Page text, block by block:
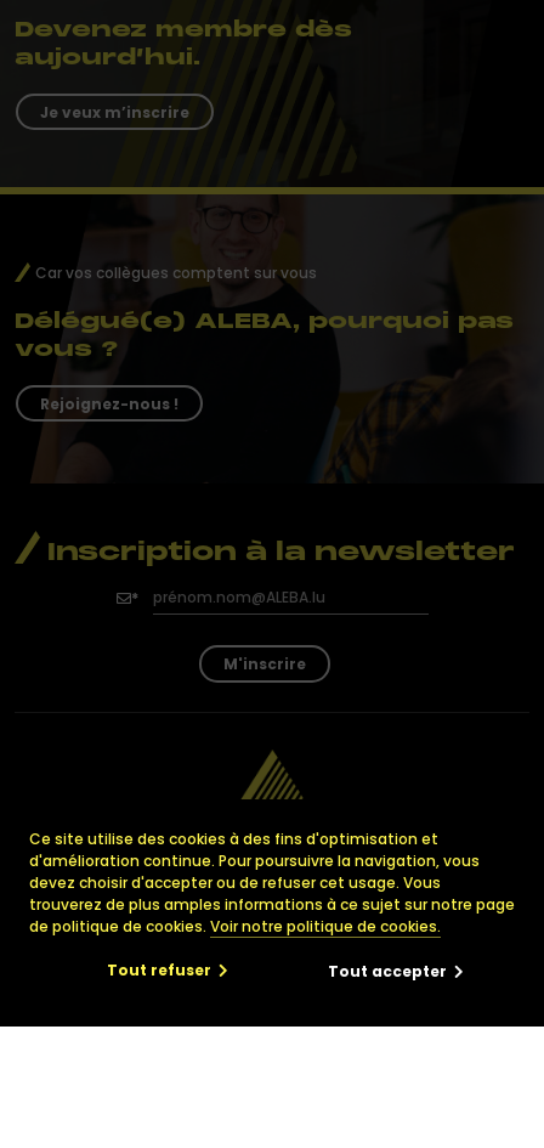
Devenez membre dès
aujourd’hui.
Je veux m’inscrire
Car vos collègues comptent sur vous
Délégué(e) ALEBA, pourquoi pas
vous ?
Rejoignez-nous !
Inscription à la newsletter
M'inscrire
ssociationLuxembourgeoise
pour tous les
mployés
29, avenue Monterey
Ce site utilise des cookies à des fins d'optimisation et
d'amélioration continue. Pour poursuivre la navigation, vous
devez choisir d'accepter ou de refuser cet usage. Vous
trouverez de plus amples informations à ce sujet sur notre page
de politique de cookies. Voir notre politique de cookies.
Tout accepter
Tout refuser